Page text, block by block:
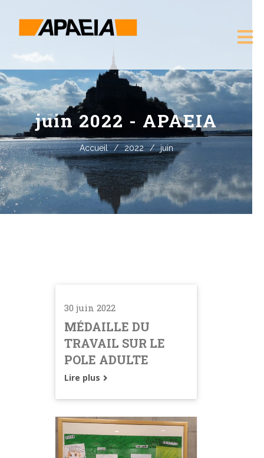
juin 2022 - APAEIA
Accueil / 2022 / juin
30 juin 2022
MÉDAILLE DU
TRAVAIL SUR LE
POLE ADULTE
Lire plus